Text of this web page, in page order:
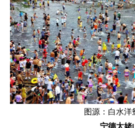
图源：白水洋
宁德太姥